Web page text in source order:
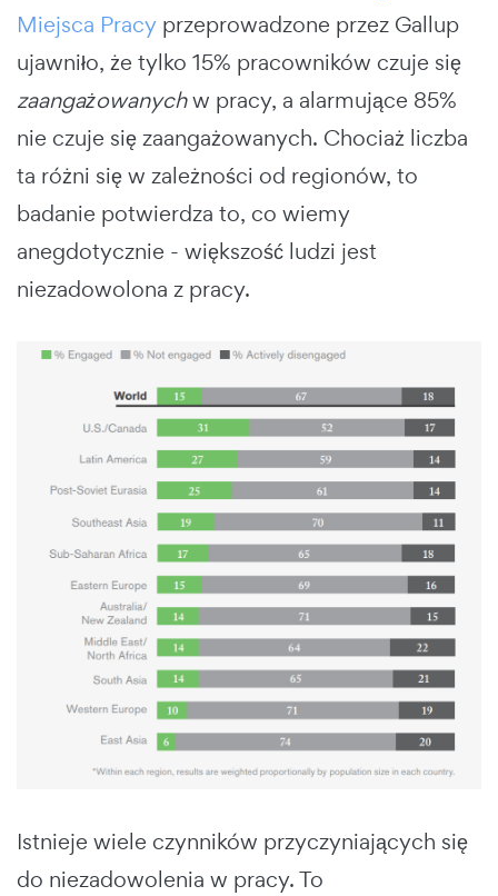
Miejsca Pracy przeprowadzone przez Gallup
ujawniło, że tylko 15% pracowników czuje się
zaangażowanychw pracy, a alarmujące 85%
nie czuje się zaangażowanych. Chociaż liczba
ta różni się w zależności od regionów, to
badanie potwierdza to, co wiemy
anegdotycznie - większość ludzi jest
niezadowolona z pracy.
Istnieje wiele czynników przyczyniających się
do niezadowolenia w pracy. To